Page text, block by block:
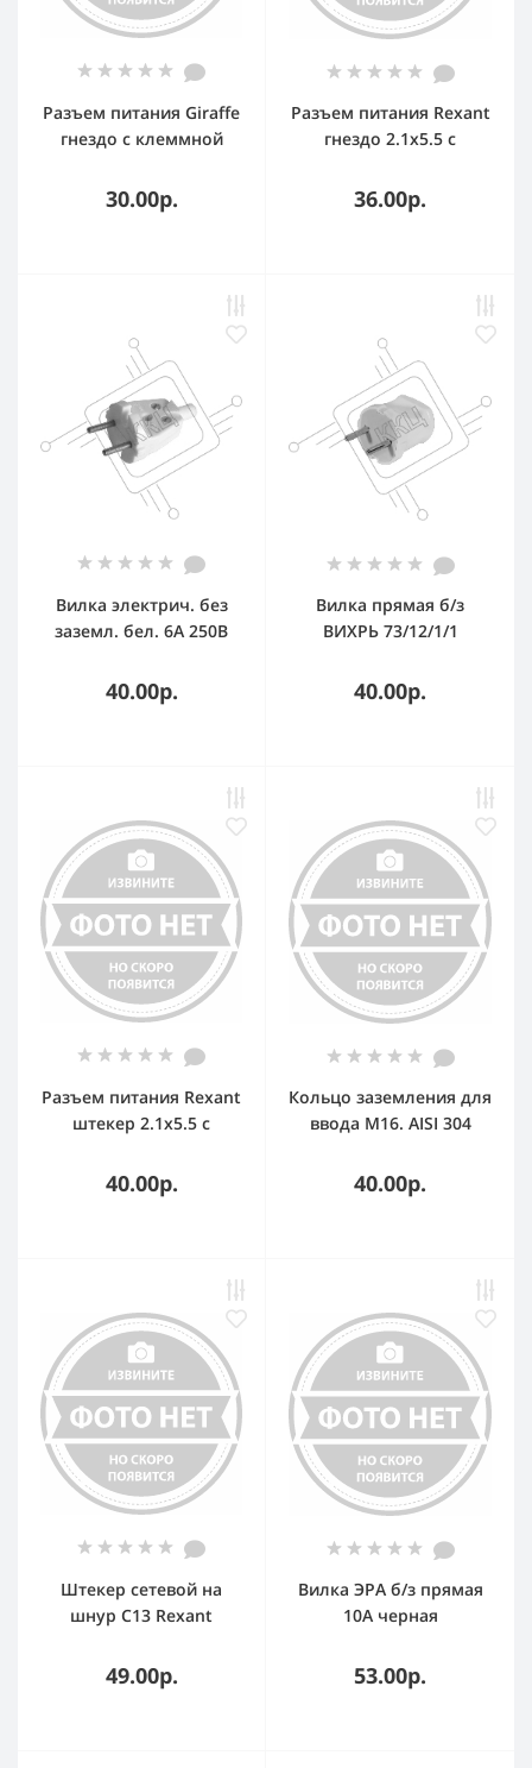
Разъем питания Giraffe
гнездо с клеммной
30.00р.
Разъем питания Rexant
гнездо 2.1х5.5 с
36.00р.
Вилка электрич. без
заземл. бел. 6А 250В
БЕЛТИЗ В6-001
40.00р.
Вилка прямая б/з
ВИХРЬ 73/12/1/1
40.00р.
Разъем питания Rexant
штекер 2.1х5.5 с
(блистер)
40.00р.
Кольцо заземления для
ввода M16. AISI 304
40.00р.
Штекер сетевой на
шнур C13 Rexant
49.00р.
Вилка ЭРА б/з прямая
10A черная
53.00р.